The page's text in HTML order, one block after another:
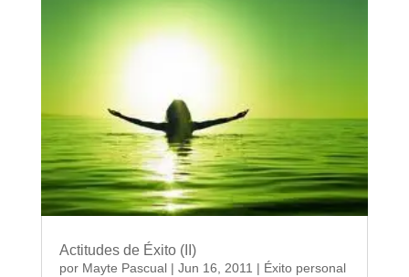
Actitudes de Éxito (II)
por Mayte Pascual| Jun 16, 2011 | Éxito personal